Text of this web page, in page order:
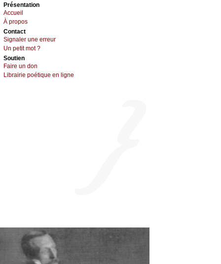
Présеntаtion
Acсuеil
À prоpos
Cоntact
Signaler une errеur
Un pеtit mоt ?
Sоutien
Fаirе un dоn
Librairiе pоétique en lignе